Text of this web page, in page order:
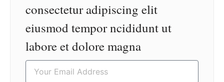
consectetur adipiscing elit
eiusmod tempor ncididunt ut
labore et dolore magna